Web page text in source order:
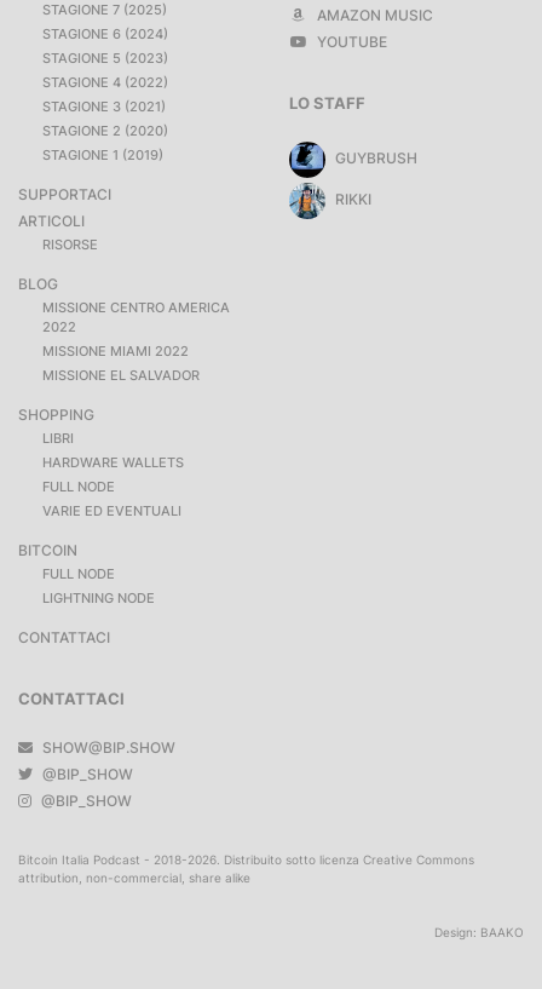
STAGIONE 7 (2025)
STAGIONE 6 (2024)
STAGIONE 5 (2023)
STAGIONE 4 (2022)
STAGIONE 3 (2021)
STAGIONE 2 (2020)
STAGIONE 1 (2019)
SUPPORTACI
ARTICOLI
RISORSE
BLOG
MISSIONE CENTRO AMERICA
2022
MISSIONE MIAMI 2022
MISSIONE EL SALVADOR
SHOPPING
LIBRI
HARDWARE WALLETS
FULL NODE
VARIE ED EVENTUALI
BITCOIN
FULL NODE
LIGHTNING NODE
CONTATTACI
AMAZON MUSIC
YOUTUBE
CONTATTACI
SHOW@BIP.SHOW
@BIP_SHOW
@BIP_SHOW
LO STAFF
GUYBRUSH
RIKKI
Bitcoin Italia Podcast - 2018-2026. Distribuito sotto licenza Creative Commons
attribution, non-commercial, share alike
Design: BAAKO